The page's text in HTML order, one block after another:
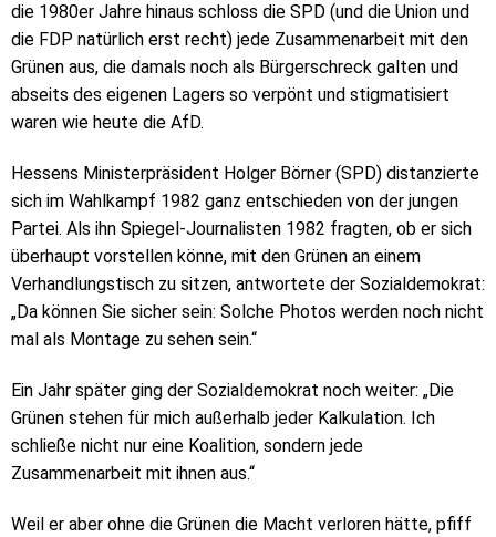
die 1980er Jahre hinaus schloss die SPD (und die Union und
die FDP natürlich erst recht) jede Zusammenarbeit mit den
Grünen aus, die damals noch als Bürgerschreck galten und
abseits des eigenen Lagers so verpönt und stigmatisiert
waren wie heute die AfD.
Hessens Ministerpräsident Holger Börner (SPD) distanzierte
sich im Wahlkampf 1982 ganz entschieden von der jungen
Partei. Als ihn Spiegel-Journalisten 1982 fragten, ob er sich
überhaupt vorstellen könne, mit den Grünen an einem
Verhandlungstisch zu sitzen, antwortete der Sozialdemokrat:
„Da können Sie sicher sein: Solche Photos werden noch nicht
mal als Montage zu sehen sein.“
Ein Jahr später ging der Sozialdemokrat noch weiter: „Die
Grünen stehen für mich außerhalb jeder Kalkulation. Ich
schließe nicht nur eine Koalition, sondern jede
Zusammenarbeit mit ihnen aus.“
Weil er aber ohne die Grünen die Macht verloren hätte, pfiff